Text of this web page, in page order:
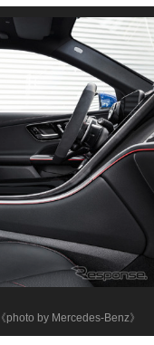
《photo by Mercedes-Benz》